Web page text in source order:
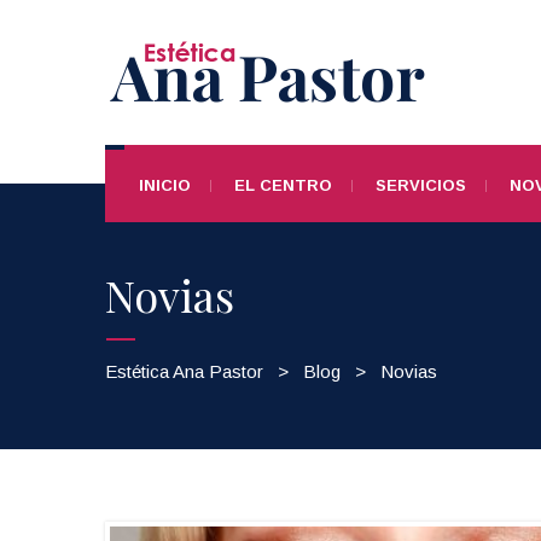
INICIO EL CENTRO SERVICIOS
Novias
Estética Ana Pastor > Blog > Novias